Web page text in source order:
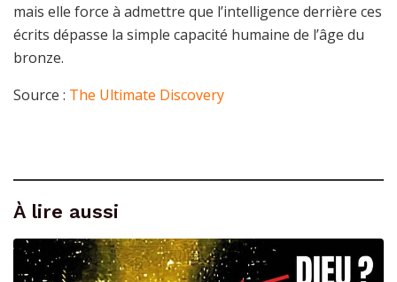
mais elle force à admettre que l’intelligence derrière ces
écrits dépasse la simple capacité humaine de l’âge du
bronze.
Source : The Ultimate Discovery
À lire aussi